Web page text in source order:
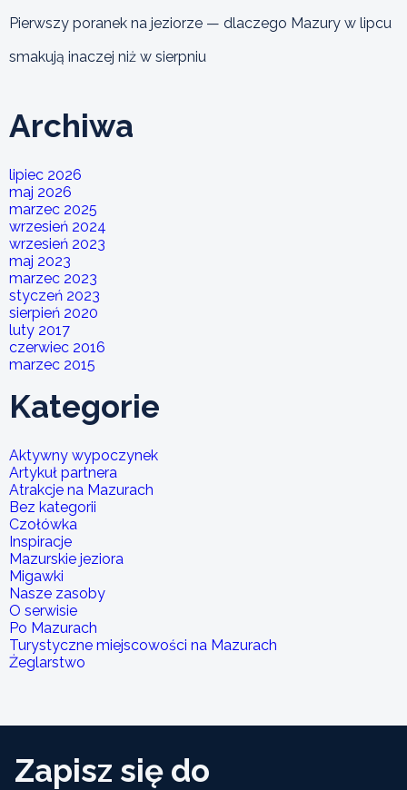
Pierwszy poranek na jeziorze — dlaczego Mazury w lipcu
smakują inaczej niż w sierpniu
Archiwa
lipiec 2026
maj 2026
marzec 2025
wrzesień 2024
wrzesień 2023
maj 2023
marzec 2023
styczeń 2023
sierpień 2020
luty 2017
czerwiec 2016
marzec 2015
Kategorie
Aktywny wypoczynek
Artykuł partnera
Atrakcje na Mazurach
Bez kategorii
Czołówka
Inspiracje
Mazurskie jeziora
Migawki
Nasze zasoby
O serwisie
Po Mazurach
Turystyczne miejscowości na Mazurach
Żeglarstwo
Zapisz się do